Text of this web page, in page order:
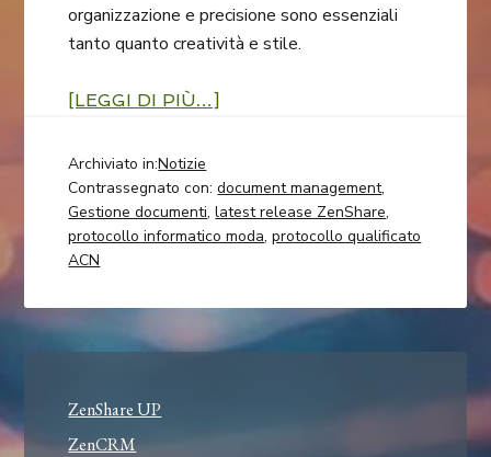
organizzazione e precisione sono essenziali
tanto quanto creatività e stile.
[LEGGI DI PIÙ…]
Archiviato in:Notizie
Contrassegnato con:document management,
Gestione documenti,latest release ZenShare,
protocollo informatico moda,protocollo qualificato
ACN
ZenShare UP
ZenCRM